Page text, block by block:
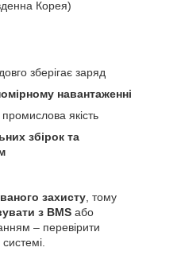
Корея)
зберігає заряд
навантаженні
якість
збірок та
захисту , тому
з BMS або
– перевірити